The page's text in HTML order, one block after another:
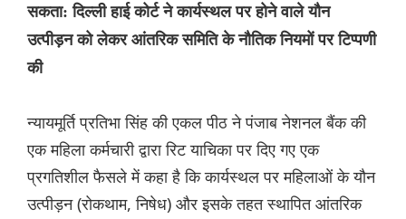
सकता: दिल्ली हाई कोर्ट ने कार्यस्थल पर होने वाले यौन
उत्पीड़न को लेकर आंतरिक समिति के नौतिक नियमों पर टिप्पणी
की
न्यायमूर्ति प्रतिभा सिंह की एकल पीठ ने पंजाब नेशनल बैंक की
एक महिला कर्मचारी द्वारा रिट याचिका पर दिए गए एक
प्रगतिशील फैसले में कहा है कि कार्यस्थल पर महिलाओं के यौन
उत्पीड़न (रोकथाम, निषेध) और इसके तहत स्थापित आंतरिक